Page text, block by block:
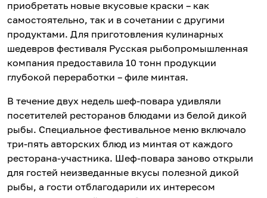
приобретать новые вкусовые краски – как
самостоятельно, так и в сочетании с другими
продуктами. Для приготовления кулинарных
шедевров фестиваля Русская рыбопромышленная
компания предоставила 10 тонн продукции
глубокой переработки – филе минтая.
В течение двух недель шеф-повара удивляли
посетителей ресторанов блюдами из белой дикой
рыбы. Специальное фестивальное меню включало
три-пять авторских блюд из минтая от каждого
ресторана-участника. Шеф-повара заново открыли
для гостей неизведанные вкусы полезной дикой
рыбы, а гости отблагодарили их интересом